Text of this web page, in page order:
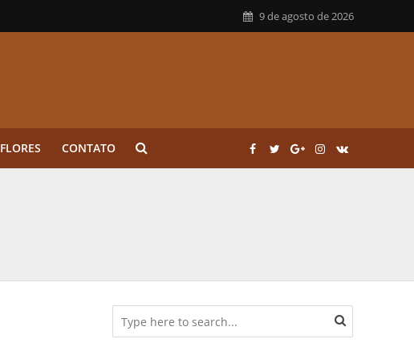
9 de agosto de 2026
FLORES CONTATO